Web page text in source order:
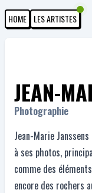
HOME LES ARTISTES
JEAN-
Photographie
Jean-Marie
à ses photos,
comme des
encore des rochers